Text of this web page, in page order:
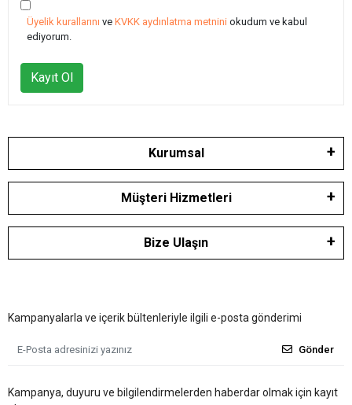
Üyelik kurallarını ve KVKK aydınlatma metnini okudum ve kabul
ediyorum.
Kayıt Ol
Kurumsal
Müşteri Hizmetleri
Bize Ulaşın
Kampanyalarla ve içerik bültenleriyle ilgili e-posta gönderimi
Gönder
Kampanya, duyuru ve bilgilendirmelerden haberdar olmak için kayıt